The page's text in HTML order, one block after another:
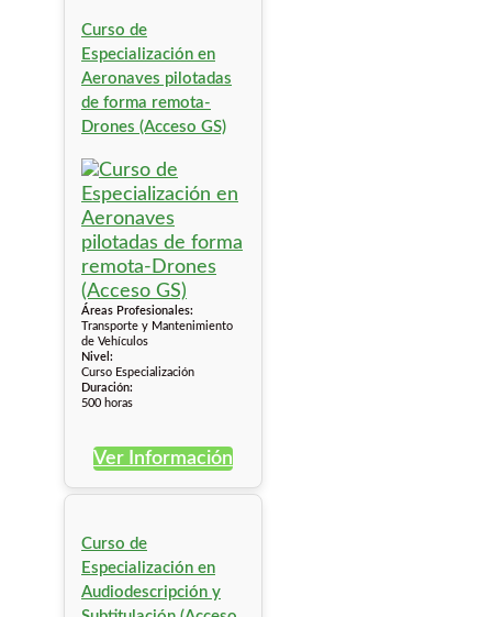
Curso de
Especialización en
Aeronaves pilotadas
de forma remota-
Drones (Acceso GS)
Áreas Profesionales:
Transporte y Mantenimiento
de Vehículos
Nivel:
Curso Especialización
Duración:
500 horas
Ver Información
Curso de
Especialización en
Audiodescripción y